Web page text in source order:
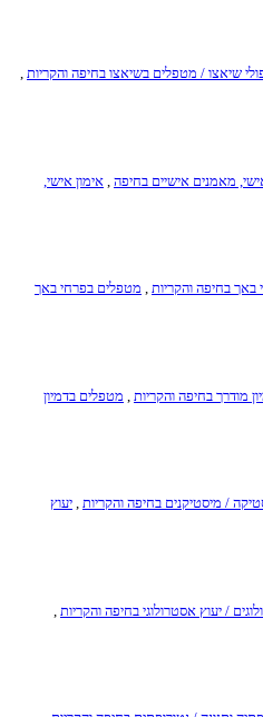
שיאצו / מטפלים בשיאצו בחיפה והקריות
מאמנים אישיים בחיפה אימון אישי,
בחיפה והקריות , מטפלים בפרחי באך
מודרך בחיפה והקריות
מטפלים בדמיון
/ מיסטיקנים בחיפה והקריות , יעוץ
/ יעוץ אסטרולוגי בחיפה והקריות